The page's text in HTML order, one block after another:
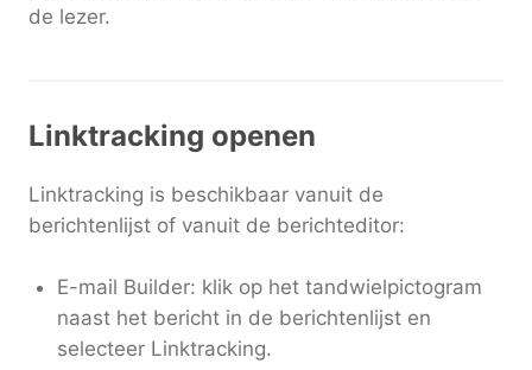
de lezer.
Linktracking openen
Linktracking is beschikbaar vanuit de
berichtenlijst of vanuit de berichteditor:
E-mail Builder: klik op het tandwielpictogram
naast het bericht in de berichtenlijst en
selecteer Linktracking.